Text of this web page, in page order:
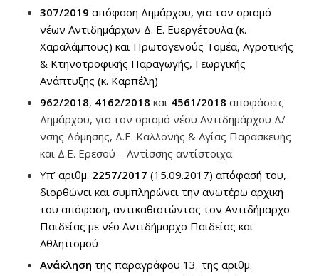
307/2019 απόφαση Δημάρχου, για τον ορισμό
νέων Αντιδημάρχων Δ. Ε. Ευεργέτουλα (κ.
Χαραλάμπους) και Πρωτογενούς Τομέα, Αγροτικής
& Κτηνοτροφικής Παραγωγής, Γεωργικής
Ανάπτυξης (κ. Καρπέλη)
962/2018, 4162/2018 και 4561/2018 αποφάσεις
Δημάρχου, για τον ορισμό νέου Αντιδημάρχου Δ/
νσης Δόμησης, Δ.Ε. Καλλονής & Αγίας Παρασκευής
και Δ.Ε. Ερεσού – Αντίσσης αντίστοιχα
Υπ’ αριθμ. 2257/2017 (15.09.2017) απόφασή του,
διορθώνει και συμπληρώνει την ανωτέρω αρχική
του απόφαση, αντικαθιστώντας τον Αντιδήμαρχο
Παιδείας με νέο Αντιδήμαρχο Παιδείας και
Αθλητισμού
Ανάκληση της παραγράφου 13 της αριθμ.